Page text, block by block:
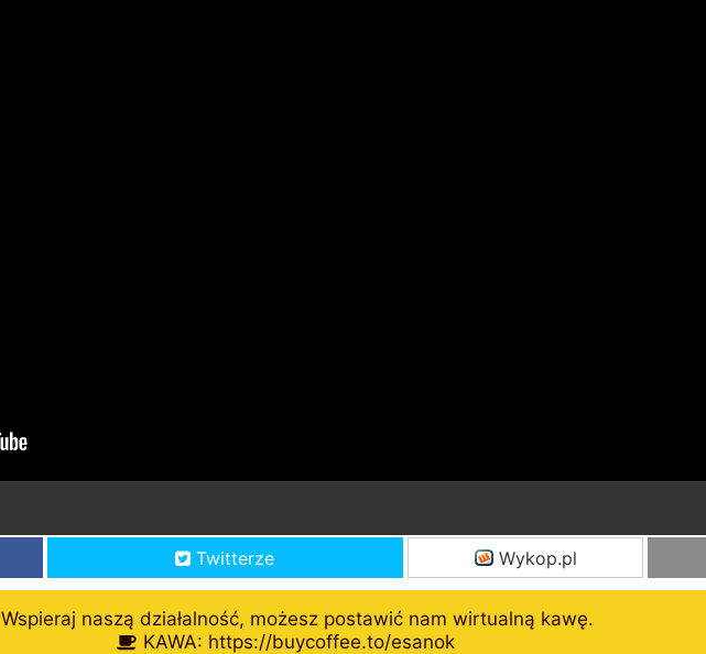
Twitterze Wykop.pl
Wspieraj naszą działalność, możesz postawić nam wirtualną kawę.
KAWA: https://buycoffee.to/esanok